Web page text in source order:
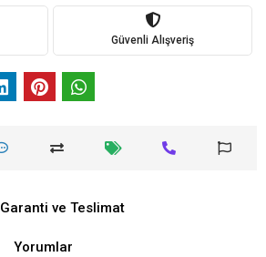
Güvenli Alışveriş
Garanti ve Teslimat
Yorumlar